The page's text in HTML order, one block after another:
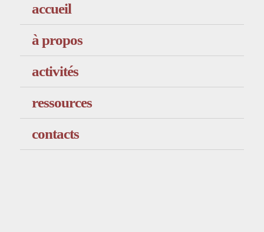
accueil
à propos
activités
ressources
contacts